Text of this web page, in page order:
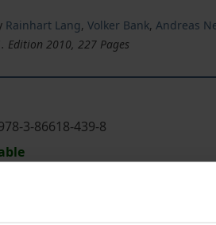
Rainhart Lang,Volker Bank,Andreas
Edition 2010, 227 Pages
3-86618-439-8